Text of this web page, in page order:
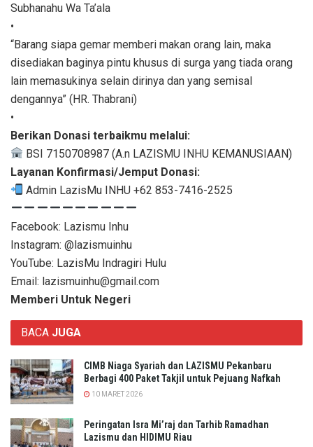
Subhanahu Wa Ta’ala
•
“Barang siapa gemar memberi makan orang lain, maka
disediakan baginya pintu khusus di surga yang tiada orang
lain memasukinya selain dirinya dan yang semisal
dengannya” (HR. Thabrani)
•
Berikan Donasi terbaikmu melalui:
BSI 7150708987 (A.n LAZISMU INHU KEMANUSIAAN)
Layanan Konfirmasi/Jemput Donasi:
Admin LazisMu INHU +62 853-7416-2525
Facebook: Lazismu Inhu
Instagram: @lazismuinhu
YouTube: LazisMu Indragiri Hulu
Email: lazismuinhu@gmail.com
Memberi Untuk Negeri
BACA JUGA
CIMB Niaga Syariah dan LAZISMU Pekanbaru
Berbagi 400 Paket Takjil untuk Pejuang Nafkah
10 MARET 2026
Peringatan Isra Mi’raj dan Tarhib Ramadhan
Lazismu dan HIDIMU Riau